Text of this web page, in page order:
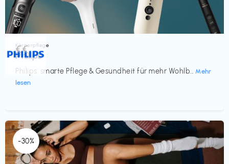
Körperpflege
Philips
Philips: smarte Pflege & Gesundheit für mehr Wohlb... Mehr
lesen
€€‎
-30%